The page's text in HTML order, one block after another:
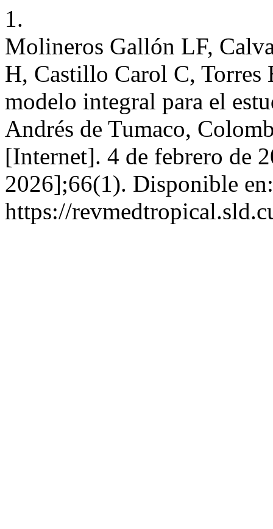
1.
Molineros Gallón LF,
H, Castillo Carol C, Torres
modelo integral para el
Andrés de Tumaco,
[Internet]. 4 de febrero de
2026];66(1). Disponible en:
https://